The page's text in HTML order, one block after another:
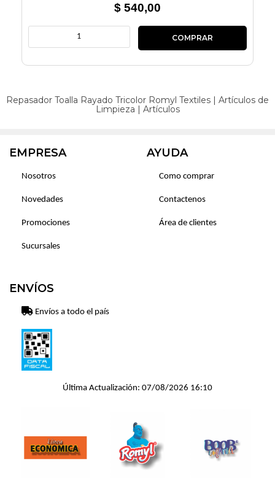
$ 540,00
Repasador Toalla Rayado Tricolor Romyl Textiles | Artículos de
Limpieza | Artículos
EMPRESA
Nosotros
Novedades
Promociones
Sucursales
AYUDA
Como comprar
Contactenos
Área de clientes
ENVÍOS
Envíos a todo el país
Última Actualización: 07/08/2026 16:10